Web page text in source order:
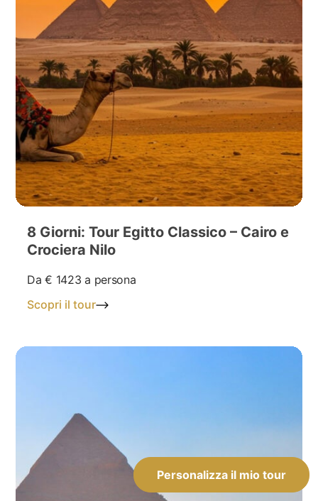
8 Giorni: Tour Egitto Classico – Cairo e
Crociera Nilo
Da€ 1423 a persona
Scopri il tour
Personalizza il mio tour